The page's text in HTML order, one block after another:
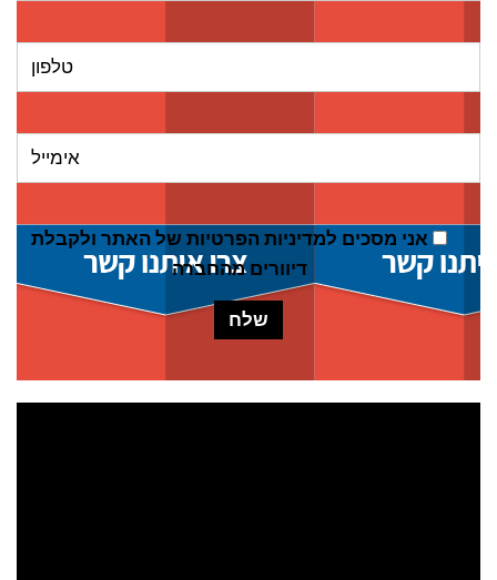
אני מסכים למדיניות הפרטיות של האתר ולקבלת
דיוורים מהחברה